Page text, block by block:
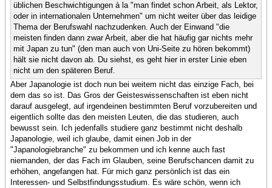
üblichen Beschwichtigungen à la "man findet schon Arbeit, als Lektor,
oder in internationalen Unternehmen" um nicht weiter über das leidige
Thema der Berufswahl nachzudenken. Auch der Einwand "die
meisten finden dann zwar Arbeit, aber die hat häufig gar nichts mehr
mit Japan zu tun" (den man auch von Uni-Seite zu hören bekommt)
hält sie nicht davon ab. Du siehst, es geht hier in erster Linie eben
nicht um den späteren Beruf.
Aber Japanologie ist doch nun bei weitem nicht das einzige Fach, bei
dem das so ist. Das Gros der Geisteswissenschaften ist eben nicht
darauf ausgelegt, auf irgendeinen bestimmten Beruf vorzubereiten und
eigentlich sollte das den meisten Leuten, die das studieren, auch
bewusst sein. Ich jedenfalls studiere ganz bestimmt nicht deshalb
Japanologie, weil ich glaube, damit einen Job in der
"Japanologiebranche" zu bekommen und ich kenne auch fast
niemanden, der das Fach im Glauben, seine Berufschancen damit zu
erhöhen, angefangen hat. Für mich ganz persönlich ist das ein
Interessen- und Selbstfindungsstudium. Es wäre schön, wenn ich